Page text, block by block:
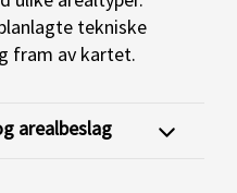
tekniske
fram av kartet.
arealbeslag